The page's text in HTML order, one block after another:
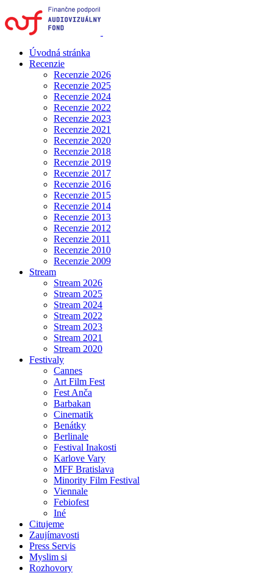
Úvodná stránka
Recenzie
Recenzie 2026
Recenzie 2025
Recenzie 2024
Recenzie 2022
Recenzie 2023
Recenzie 2021
Recenzie 2020
Recenzie 2018
Recenzie 2019
Recenzie 2017
Recenzie 2016
Recenzie 2015
Recenzie 2014
Recenzie 2013
Recenzie 2012
Recenzie 2011
Recenzie 2010
Recenzie 2009
Stream
Stream 2026
Stream 2025
Stream 2024
Stream 2022
Stream 2023
Stream 2021
Stream 2020
Festivaly
Cannes
Art Film Fest
Fest Anča
Barbakan
Cinematik
Benátky
Berlinale
Festival Inakosti
Karlove Vary
MFF Bratislava
Minority Film Festival
Viennale
Febiofest
Iné
Citujeme
Zaujímavosti
Press Servis
Myslim si
Rozhovory